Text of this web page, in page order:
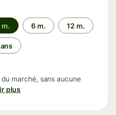
m. 6 m. 12 m.
marché, sans aucune
plus